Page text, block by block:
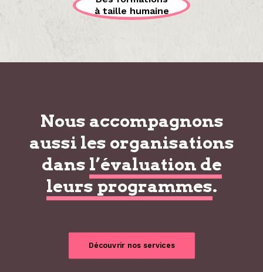
à taille humaine
Nous accompagnons
aussi les organisations
dans l’évaluation de
leurs programmes.
Découvrir nos services